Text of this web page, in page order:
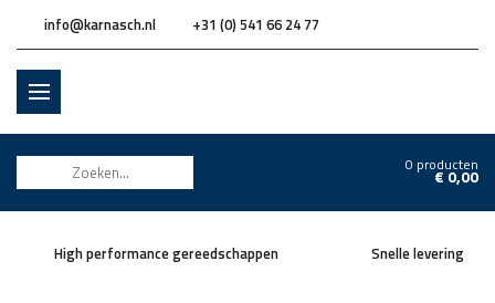
info@karnasch.nl +31 (0) 541 66 24 77
0 producten
€0,00
High performance gereedschappen Snelle levering